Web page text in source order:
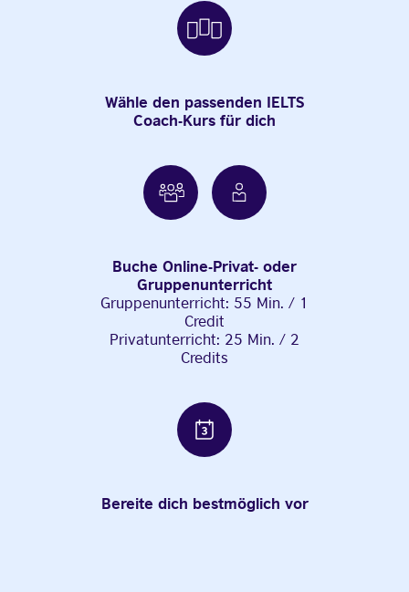
Wähle den passenden IELTS
Coach-Kurs für dich
Buche Online-Privat- oder
Gruppenunterricht
Gruppenunterricht: 55 Min. / 1
Credit
Privatunterricht: 25 Min. / 2
Credits
Bereite dich bestmöglich vor